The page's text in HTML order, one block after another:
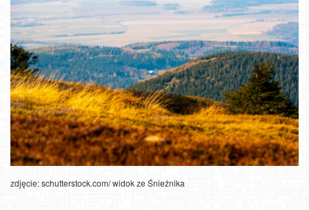
zdjęcie: schutterstock.com/ widok ze Śnieżnika